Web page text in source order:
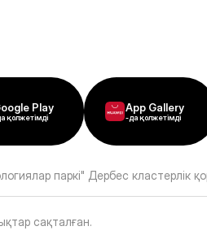
Play
қолжетімді
App Gallery
-да қолжетімді
паркі" Дербес кластерлік
сақталған.